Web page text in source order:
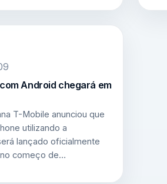
Android chegará em
T-Mobile anunciou que
utilizando a
lançado oficialmente
começo de…